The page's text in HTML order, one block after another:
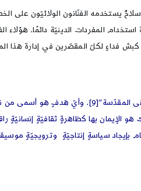
يستخدمه الفنّانون الولائيّون على
المفردات الدينيّة دائمًا. هؤلاء
فداءٍ لكلّ المقصّرين في إدارة هذا
المقدّسة”[9]
. وأيّ هدفٍ هو أسمى من نشر
بها كظاهرةٍ ثقافيّةٍ إنسانيّةٍ
سياسةٍ إنتاجيّةٍ وترويجيّةٍ